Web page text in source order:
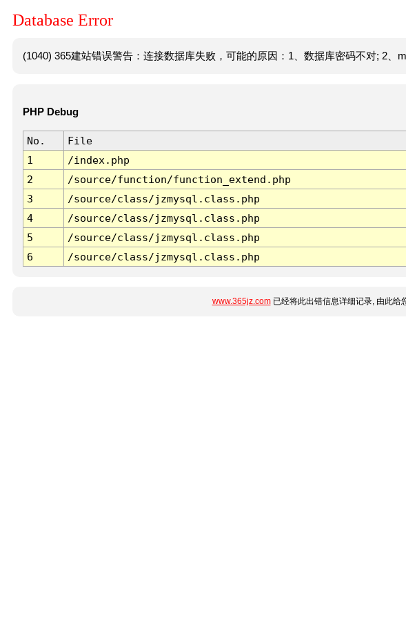
Database Error
(1040) 365建站错误警告：连接数据库失败，可能的原因：1、数据库密码不对; 2、
PHP Debug
No. File
1
/index.php
2
/source/function/function_extend.php
3
/source/class/jzmysql.class.php
4
/source/class/jzmysql.class.php
5
/source/class/jzmysql.class.php
6
/source/class/jzmysql.class.php
www.365jz.com已经将此出错信息详细记录, 由此给